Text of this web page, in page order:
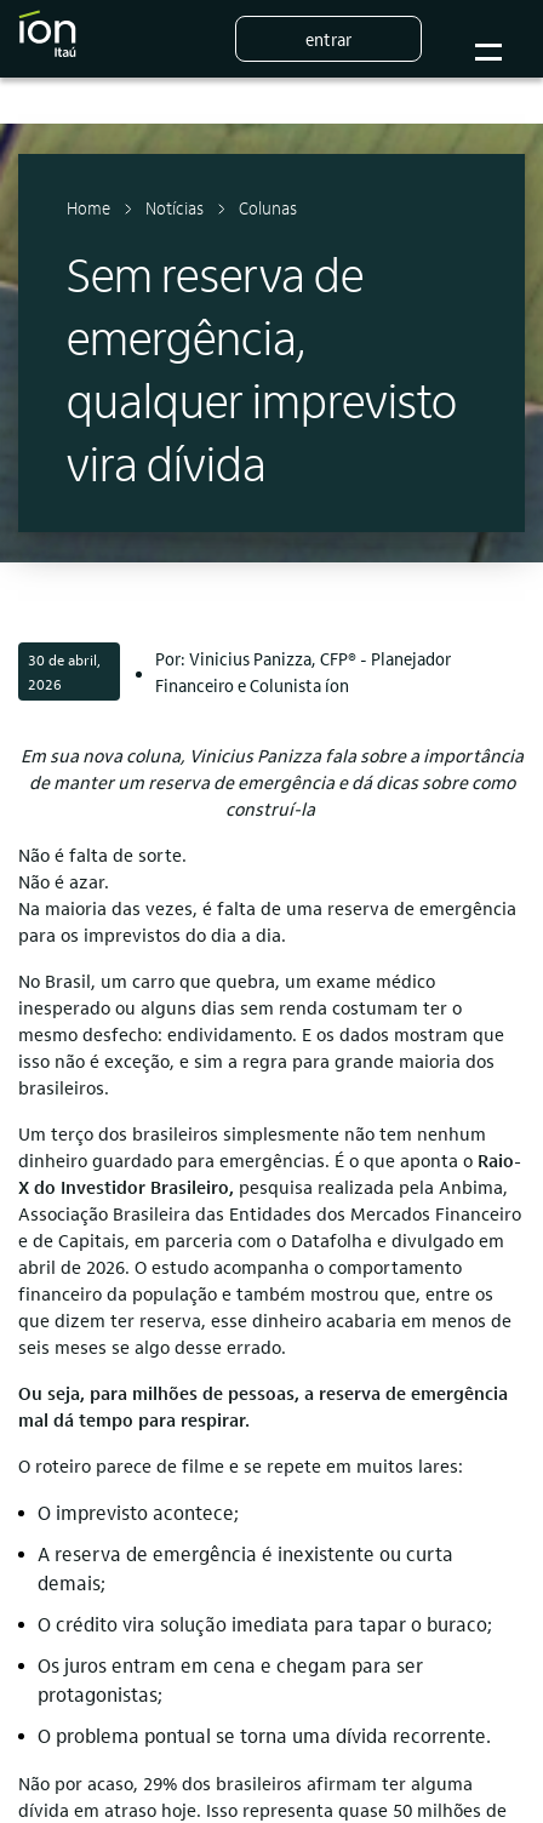
entrar
Home Notícias Colunas
Sem reserva de
emergência,
qualquer imprevisto
vira dívida
30 de abril,
2026
Por: Vinicius Panizza, CFP® - Planejador
Financeiro e Colunista íon
Em sua nova coluna, Vinicius Panizza fala sobre a importância
de manter um reserva de emergência e dá dicas sobre como
construí-la
Não é falta de sorte.
Não é azar.
Na maioria das vezes, é falta de uma reserva de emergência
para os imprevistos do dia a dia.
No Brasil, um carro que quebra, um exame médico
inesperado ou alguns dias sem renda costumam ter o
mesmo desfecho: endividamento. E os dados mostram que
isso não é exceção, e sim a regra para grande maioria dos
brasileiros.
Um terço dos brasileiros simplesmente não tem nenhum
dinheiro guardado para emergências. É o que aponta o Raio-
X do Investidor Brasileiro, pesquisa realizada pela Anbima,
Associação Brasileira das Entidades dos Mercados Financeiro
e de Capitais, em parceria com o Datafolha e divulgado em
abril de 2026. O estudo acompanha o comportamento
financeiro da população e também mostrou que, entre os
que dizem ter reserva, esse dinheiro acabaria em menos de
seis meses se algo desse errado.
Ou seja, para milhões de pessoas, a reserva de emergência
mal dá tempo para respirar.
O roteiro parece de filme e se repete em muitos lares:
O imprevisto acontece;
A reserva de emergência é inexistente ou curta
demais;
O crédito vira solução imediata para tapar o buraco;
Os juros entram em cena e chegam para ser
protagonistas;
O problema pontual se torna uma dívida recorrente.
Não por acaso, 29% dos brasileiros afirmam ter alguma
dívida em atraso hoje. Isso representa quase 50 milhões de